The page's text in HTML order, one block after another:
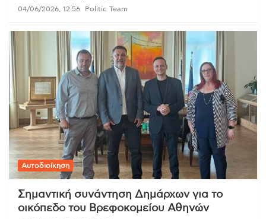
04/06/2026, 12:56 Politic Team
Αυτοδιοίκηση
Σημαντική συνάντηση Δημάρχων για το
οικόπεδο του Βρεφοκομείου Αθηνών